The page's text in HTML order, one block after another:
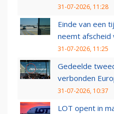
31-07-2026, 11:28
Einde van een
neemt afscheid
31-07-2026, 11:25
Gedeelde
verbonden
31-07-2026, 10:37
LOT opent in